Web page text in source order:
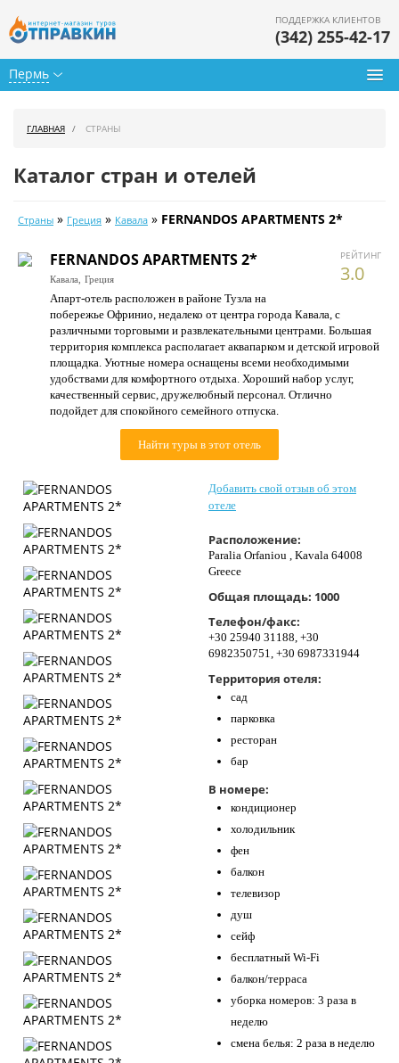
Пермь
ПОДДЕРЖКА КЛИЕНТОВ
(342) 255-42-17
Календарь туров
Цены дня
Страны
Как купить
О нас
Контакты
ГЛАВНАЯ СТРАНЫ
Каталог стран и отелей
Страны » Греция » Кавала » FERNANDOS APARTMENTS 2*
РЕЙТИНГ
3.0
FERNANDOS APARTMENTS 2*
Кавала, Греция
Апарт-отель расположен в районе Тузла на
побережье Офринио, недалеко от центра города Кавала, с
различными торговыми и развлекательными центрами. Большая
территория комплекса располагает аквапарком и детской игровой
площадка. Уютные номера оснащены всеми необходимыми
удобствами для комфортного отдыха. Хороший набор услуг,
качественный сервис, дружелюбный персонал. Отлично
подойдет для спокойного семейного отпуска.
Найти туры в этот отель
Добавить свой отзыв об этом
отеле
Расположение:
Paralia Orfaniou , Kavala 64008
Greece
Общая площадь: 1000
Телефон/факс:
+30 25940 31188, +30
6982350751, +30 6987331944
Территория отеля:
сад
парковка
ресторан
бар
В номере:
кондиционер
холодильник
фен
балкон
телевизор
душ
сейф
бесплатный Wi-Fi
балкон/терраса
уборка номеров: 3 раза в
неделю
смена белья: 2 раза в неделю